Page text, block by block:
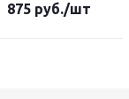
875руб./шт